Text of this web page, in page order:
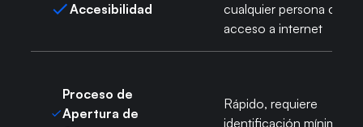
Accesibilidad
cualquier persona con
acceso a internet
Proceso de
Apertura de
Rápido, requiere
identificación mínima